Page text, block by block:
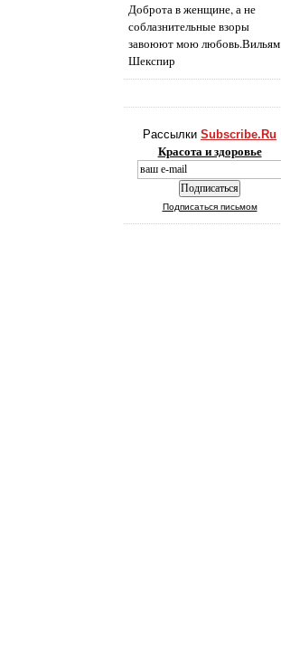
Доброта в женщине, а не
соблазнительные взоры
завоюют мою любовь.Вильям
Шекспир
Рассылки Subscribe.Ru
Красота и здоровье
Подписаться письмом